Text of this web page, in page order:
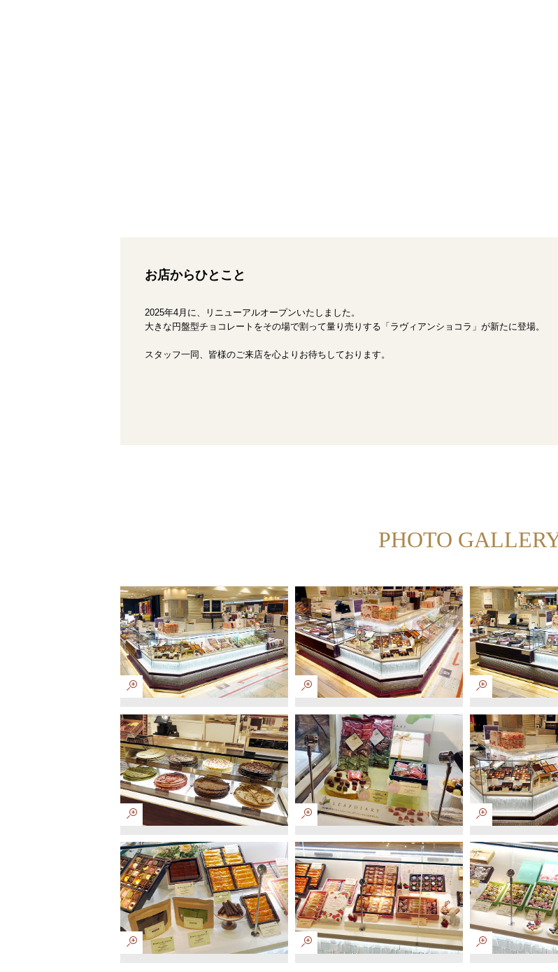
お店からひとこと
2025年4月に、リニューアルオープンいたしました。
大きな円盤型チョコレートをその場で割って量り売りする「ラヴィアンショコラ」が新たに登場。
スタッフ一同、皆様のご来店を心よりお待ちしております。
PHOTO